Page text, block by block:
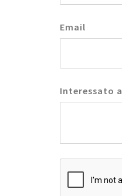
Email
Interessato a